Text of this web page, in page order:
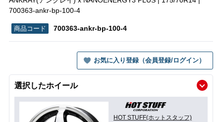
700363-ankr-bp-100-4
700363-ankr-bp-100-4
お気に入り登録（会員登録/ログイン）
選択したホイール
HOT STUFF(ホットスタッフ)